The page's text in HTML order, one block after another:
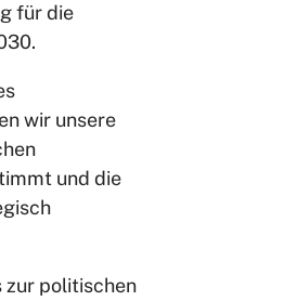
für die
wir unsere
und die
zur politischen